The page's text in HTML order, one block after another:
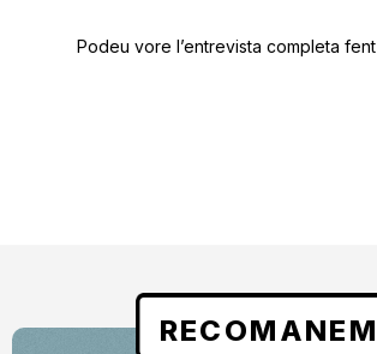
Podeu vore l’entrevista completa fent
RECOMANEM